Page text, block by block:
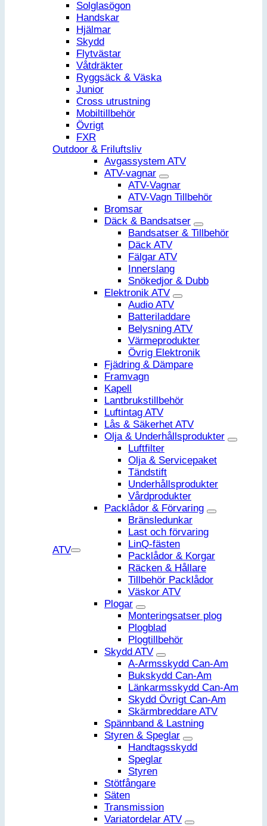
Solglasögon
Handskar
Hjälmar
Skydd
Flytvästar
Våtdräkter
Ryggsäck & Väska
Junior
Cross utrustning
Mobiltillbehör
Övrigt
FXR
Outdoor & Friluftsliv
ATV
Avgassystem ATV
ATV-vagnar
ATV-Vagnar
ATV-Vagn Tillbehör
Bromsar
Däck & Bandsatser
Bandsatser & Tillbehör
Däck ATV
Fälgar ATV
Innerslang
Snökedjor & Dubb
Elektronik ATV
Audio ATV
Batteriladdare
Belysning ATV
Värmeprodukter
Övrig Elektronik
Fjädring & Dämpare
Framvagn
Kapell
Lantbrukstillbehör
Luftintag ATV
Lås & Säkerhet ATV
Olja & Underhållsprodukter
Luftfilter
Olja & Servicepaket
Tändstift
Underhållsprodukter
Vårdprodukter
Packlådor & Förvaring
Bränsledunkar
Last och förvaring
LinQ-fästen
Packlådor & Korgar
Räcken & Hållare
Tillbehör Packlådor
Väskor ATV
Plogar
Monteringsatser plog
Plogblad
Plogtillbehör
Skydd ATV
A-Armsskydd Can-Am
Bukskydd Can-Am
Länkarmsskydd Can-Am
Skydd Övrigt Can-Am
Skärmbreddare ATV
Spännband & Lastning
Styren & Speglar
Handtagsskydd
Speglar
Styren
Stötfångare
Säten
Transmission
Variatordelar ATV